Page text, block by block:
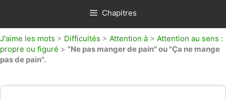
Chapitres
J'aime les mots > Difficultés > Attention à > Attention au sens :
propre ou figuré > "Ne pas manger de pain" ou "Ça ne mange
pas de pain".